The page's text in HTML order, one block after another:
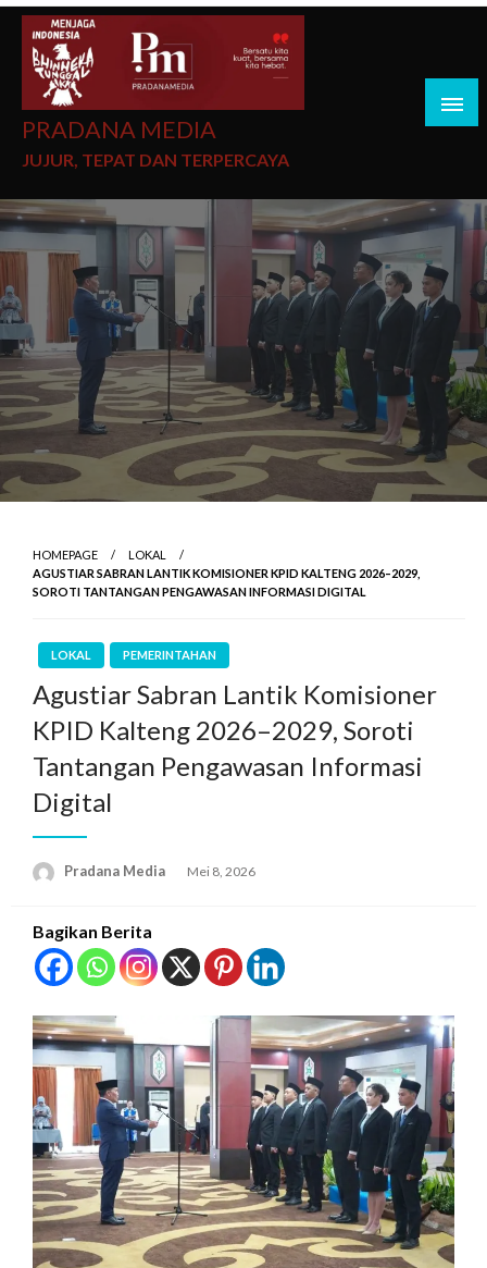
PRADANA MEDIA
JUJUR, TEPAT DAN TERPERCAYA
HOMEPAGE
LOKAL
AGUSTIAR SABRAN LANTIK KOMISIONER KPID KALTENG 2026–2029,
SOROTI TANTANGAN PENGAWASAN INFORMASI DIGITAL
LOKAL PEMERINTAHAN
Agustiar Sabran Lantik Komisioner
KPID Kalteng 2026–2029, Soroti
Tantangan Pengawasan Informasi
Digital
Pradana Media Mei 8, 2026
Bagikan Berita